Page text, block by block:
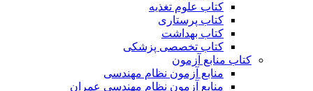
کتاب علوم تغذیه
کتاب پرستاری
کتاب بهداشت
کتاب تخصصی پزشکی
کتاب منابع آزمون
منابع آزمون نظام مهندسی
منابع آزمون نظام مهندسی عمران